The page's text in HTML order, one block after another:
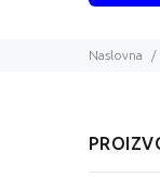
Naslovna